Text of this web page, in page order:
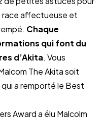
race affectueuse et
Chaque
qui font du
d’Akita. Vous
The Akita soit
a remporté le Best
Award a élu Malcolm